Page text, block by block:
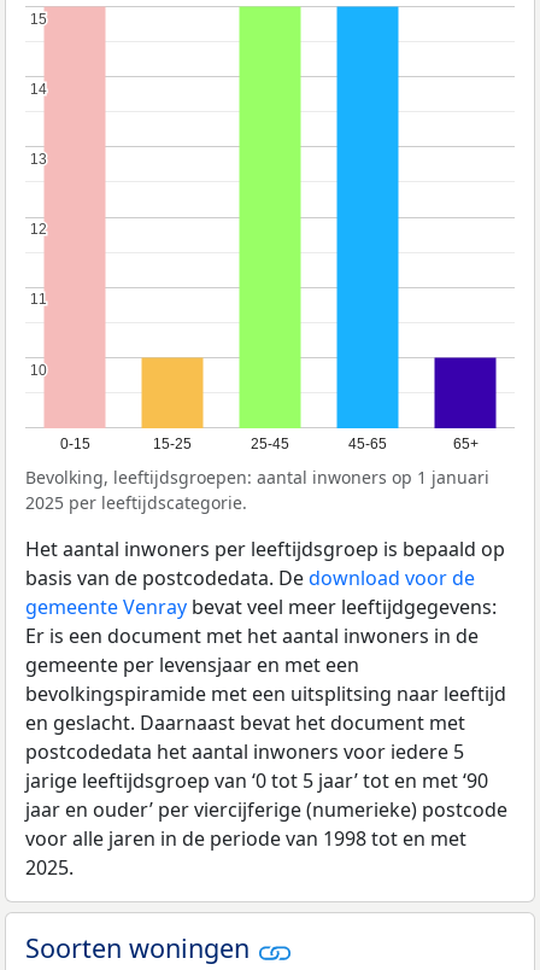
0-15 15-25 25-45 45-65 65+
10
10
11
11
12
12
13
13
14
14
15
15
Bevolking, leeftijdsgroepen: aantal inwoners op 1 januari
2025 per leeftijdscategorie.
Het aantal inwoners per leeftijdsgroep is bepaald op
basis van de postcodedata. Dedownload voor de
gemeente Venray bevat veel meer leeftijdgegevens:
Er is een document met het aantal inwoners in de
gemeente per levensjaar en met een
bevolkingspiramide met een uitsplitsing naar leeftijd
en geslacht. Daarnaast bevat het document met
postcodedata het aantal inwoners voor iedere 5
jarige leeftijdsgroep van ‘0 tot 5 jaar’ tot en met ‘90
jaar en ouder’ per viercijferige (numerieke) postcode
voor alle jaren in de periode van 1998 tot en met
2025.
Soorten woningen